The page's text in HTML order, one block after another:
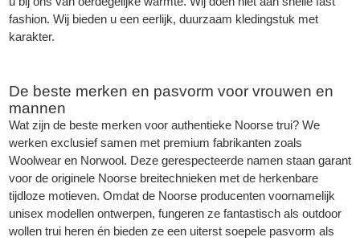
fashion. Wij bieden u een eerlijk, duurzaam kledingstuk met
karakter.
De beste merken en pasvorm voor vrouwen en
mannen
Wat zijn de beste merken voor authentieke Noorse trui? We
werken exclusief samen met premium fabrikanten zoals
Woolwear en Norwool. Deze gerespecteerde namen staan garant
voor de originele Noorse breitechnieken met de herkenbare
tijdloze motieven. Omdat de Noorse producenten voornamelijk
unisex modellen ontwerpen, fungeren ze fantastisch als outdoor
wollen trui heren én bieden ze een uiterst soepele pasvorm als